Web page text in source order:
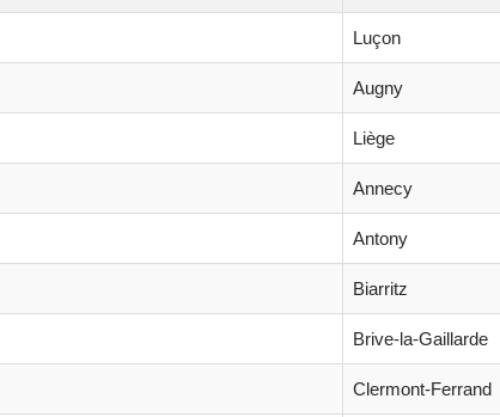
Luçon
Augny
Liège
Annecy
Antony
Biarritz
Brive-la-Gaillarde
Clermont-Ferrand